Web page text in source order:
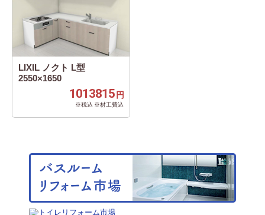
LIXIL ノクト L型
2550×1650
1013815 円
※税込 ※材工費込